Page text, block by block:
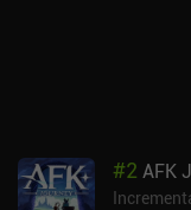
#2 AFK